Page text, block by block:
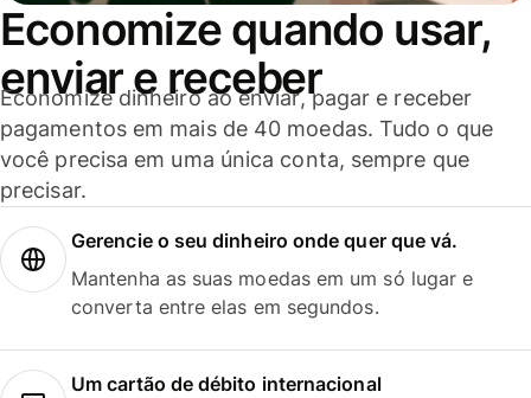
Economize quando usar,
enviar e receber
Economize dinheiro ao enviar, pagar e receber
pagamentos em mais de 40 moedas. Tudo o que
você precisa em uma única conta, sempre que
precisar.
Gerencie o seu dinheiro onde quer que vá.
Mantenha as suas moedas em um só lugar e
converta entre elas em segundos.
Um cartão de débito internacional